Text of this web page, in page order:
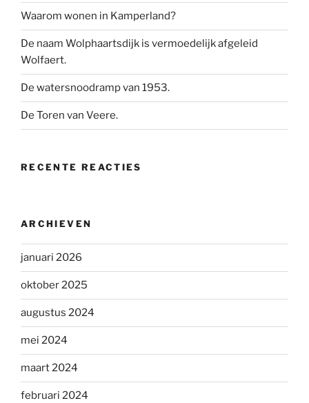
Waarom wonen in Kamperland?
De naam Wolphaartsdijk is vermoedelijk afgeleid
Wolfaert.
De watersnoodramp van 1953.
De Toren van Veere.
RECENTE REACTIES
ARCHIEVEN
januari 2026
oktober 2025
augustus 2024
mei 2024
maart 2024
februari 2024